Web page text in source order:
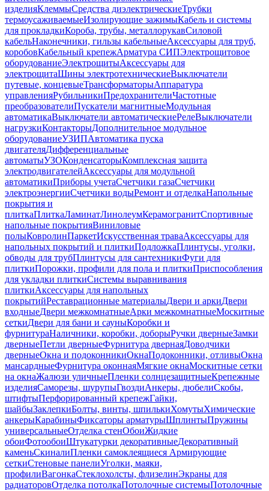
изделияКлеммыСредства диэлектрическиеТрубки
термоусаживаемыеИзолирующие зажимыКабель и системы
для прокладкиКороба, трубы, металлорукавСиловой
кабельНаконечники, гильзы кабельныеАксессуары для труб,
коробовКабельный крепежАрматура СИПЭлектрощитовое
оборудованиеЭлектрощитыАксессуары для
электрощитаШины электротехническиеВыключатели
путевые, концевыеТрансформаторыАппаратура
управленияРубильникиПредохранителиЧастотные
преобразователиПускатели магнитныеМодульная
автоматикаВыключатели автоматическиеРелеВыключатели
нагрузкиКонтакторыДополнительное модульное
оборудованиеУЗИПАвтоматика пуска
двигателяДифференциальные
автоматыУЗОКонденсаторыКомплексная защита
электродвигателейАксессуары для модульной
автоматикиПриборы учетаСчетчики газаСчетчики
электроэнергииСчетчики водыРемонт и отделкаНапольные
покрытия и
плиткаПлиткаЛаминатЛинолеумКерамогранитСпортивные
напольные покрытияВиниловые
полыКовролинПаркетИскусственная траваАксессуары для
напольных покрытий и плиткиПодложкаПлинтусы, уголки,
обводы для трубПлинтусы для сантехникиФуги для
плиткиПорожки, профили для пола и плиткиПриспособления
для укладки плиткиСистемы выравнивания
плиткиАксессуары для напольных
покрытийРеставрационные материалыДвери и аркиДвери
входныеДвери межкомнатныеАрки межкомнатныеМоскитные
сеткиДвери для бани и сауныКоробки и
фурнитураНаличники, коробки, доборыРучки дверныеЗамки
дверныеПетли дверныеФурнитура двернаяДоводчики
дверныеОкна и подоконникиОкнаПодоконники, отливыОкна
мансардныеФурнитура оконнаяМягкие окнаМоскитные сетки
на окнаЖалюзи уличныеПленки солнцезащитныеКрепежные
изделияСаморезы, шурупыГвоздиАнкеры, дюбелиСкобы,
штифтыПерфорированный крепежГайки,
шайбыЗаклепкиБолты, винты, шпилькиХомутыХимические
анкерыКарабиныФиксаторы арматурыШплинтыПружины
универсальныеОтделка стенОбоиЖидкие
обоиФотообоиШтукатурки декоративныеДекоративный
каменьСкиналиПленки самоклеящиеся Армирующие
сеткиСтеновые панелиУголки, маяки,
профилиВагонкаСтеклохолсты, флизелинЭкраны для
радиаторовОтделка потолкаПотолочные системыПотолочные